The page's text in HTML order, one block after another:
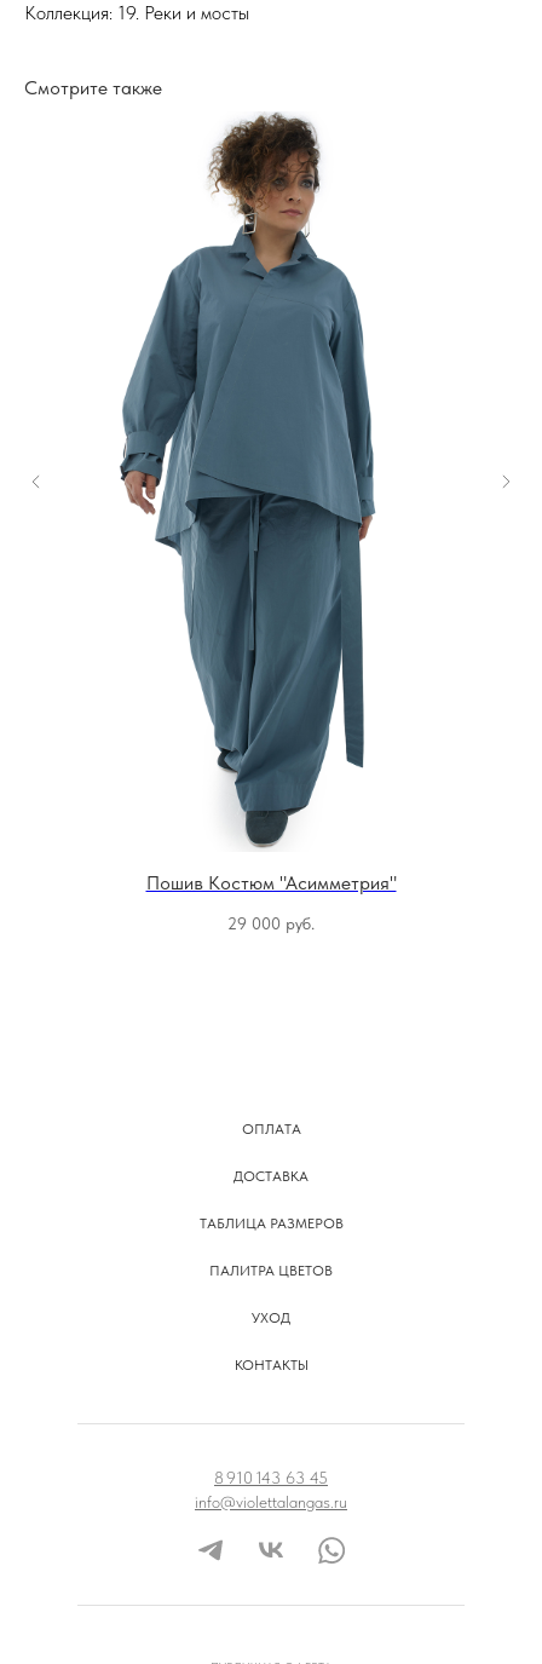
Коллекция: 19. Реки и мосты
Смотрите также
Пошив Костюм "Асимметрия"
29 000 руб.
ОПЛАТА
ДОСТАВКА
ТАБЛИЦА РАЗМЕРОВ
ПАЛИТРА ЦВЕТОВ
УХОД
КОНТАКТЫ
8 910 143 63 45
info@violettalangas.ru